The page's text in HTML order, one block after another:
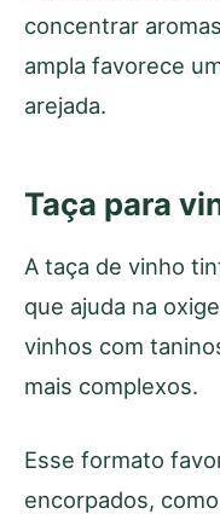
concentrar
ampla favorece
arejada.
Taça para
A taça de vinho
que ajuda na
vinhos com
mais complexos.
Esse formato
encorpados,